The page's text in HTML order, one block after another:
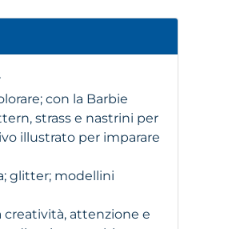
con la Barbie
strass e nastrini per
illustrato per imparare
glitter; modellini
creatività, attenzione e